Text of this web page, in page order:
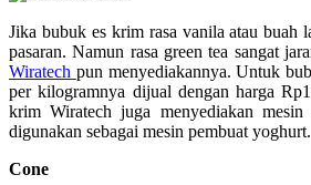
Jika bubuk es krim rasa vanila atau buah
pasaran. Namun rasa green tea sangat
Wiratech pun menyediakannya. Untuk
per kilogramnya dijual dengan harga
krim Wiratech juga menyediakan
digunakan sebagai mesin pembuat yoghurt.
Cone